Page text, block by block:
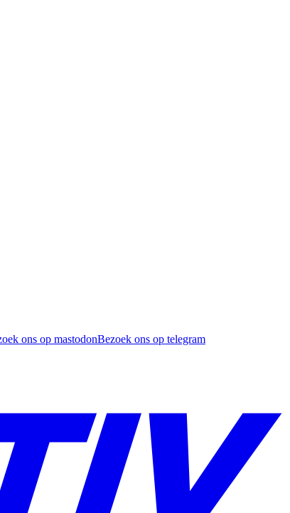
ons op mastodonBezoek ons op telegram